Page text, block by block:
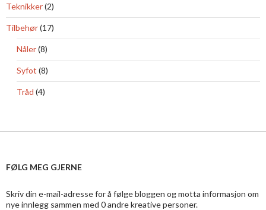
Teknikker(2)
Tilbehør(17)
Nåler(8)
Syfot (8)
Tråd (4)
FØLG MEG GJERNE
Skriv din e-mail-adresse for å følge bloggen og motta informasjon om
nye innlegg sammen med 0 andre kreative personer.